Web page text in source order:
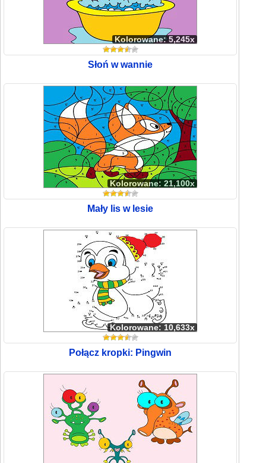
Kolorowane: 5,245x
Słoń w wannie
Kolorowane: 21,100x
Mały lis w lesie
Kolorowane: 10,633x
Połącz kropki: Pingwin